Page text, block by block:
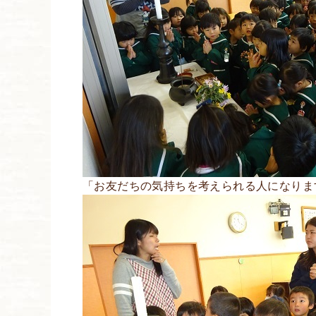
「お友だちの気持ちを考えられる人になり